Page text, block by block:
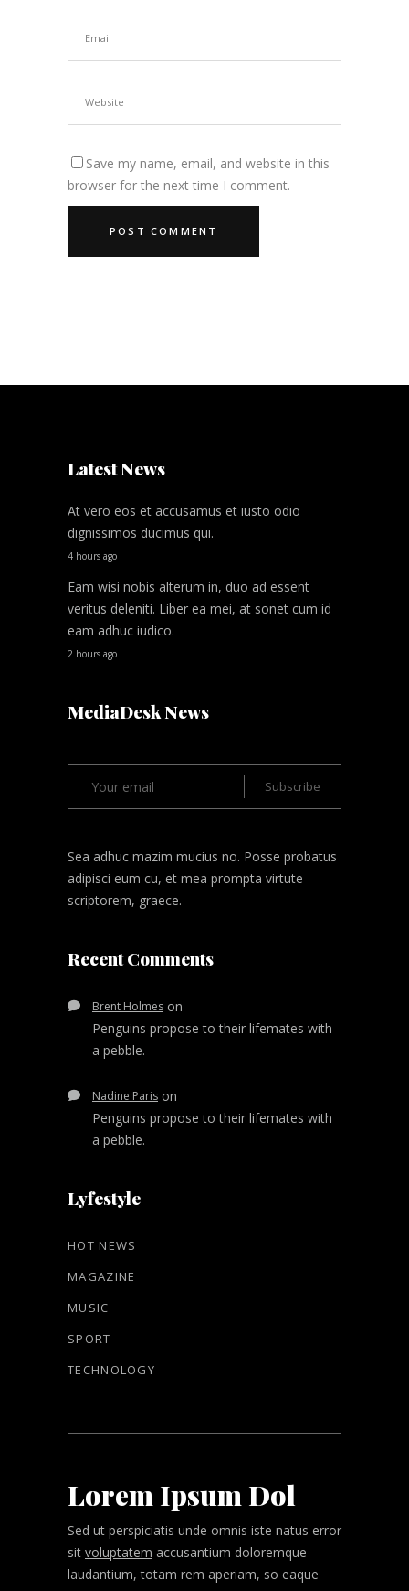
Save my name, email, and website in this
browser for the next time I comment.
Latest News
At vero eos et accusamus et iusto odio
dignissimos ducimus qui.
4 hours ago
Eam wisi nobis alterum in, duo ad essent
veritus deleniti. Liber ea mei, at sonet cum id
eam adhuc iudico.
2 hours ago
MediaDesk News
Sea adhuc mazim mucius no. Posse probatus
adipisci eum cu, et mea prompta virtute
scriptorem, graece.
Recent Comments
Brent Holmes on
Penguins propose to their lifemates with
a pebble.
Nadine Paris on
Penguins propose to their lifemates with
a pebble.
Lyfestyle
HOT NEWS
MAGAZINE
MUSIC
SPORT
TECHNOLOGY
Lorem Ipsum Dol
Sed ut perspiciatis unde omnis iste natus error
sit voluptatem accusantium doloremque
laudantium, totam rem aperiam, so eaque